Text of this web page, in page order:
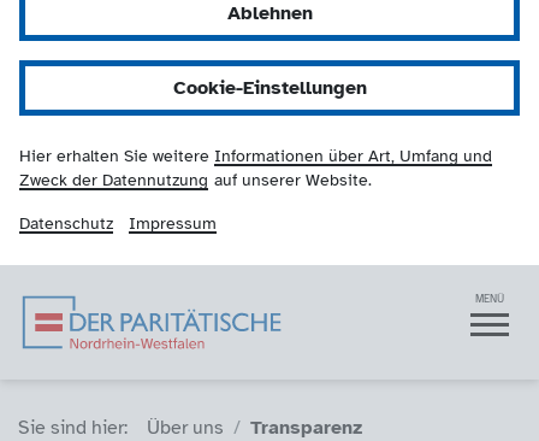
Ablehnen
Cookie-Einstellungen
Hier erhalten Sie weitere Informationen über Art, Umfang und
Zweck der Datennutzung auf unserer Website.
Datenschutz Impressum
Der Paritätische NRW
Navigation MENÜ
Sie sind hier (Breadcrumb)
Sie sind hier: Über uns Transparenz